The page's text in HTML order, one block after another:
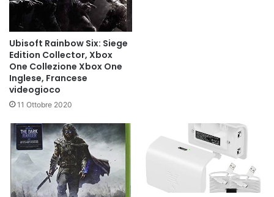
Ubisoft Rainbow Six: Siege
Edition Collector, Xbox
One Collezione Xbox One
Inglese, Francese
videogioco
11 Ottobre 2020